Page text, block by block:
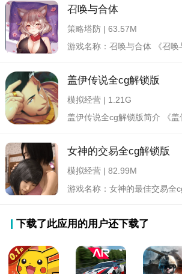
召唤与合体
策略塔防 | 63.57M
盖伊传说全cg解锁版
模拟经营 | 1.21G
女神的交易全cg解锁版
模拟经营 | 82.99M
游戏名称：女神的最佳交易全
下载了此应用的用户还下载了